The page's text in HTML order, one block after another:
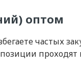
оптом
частых
проходят